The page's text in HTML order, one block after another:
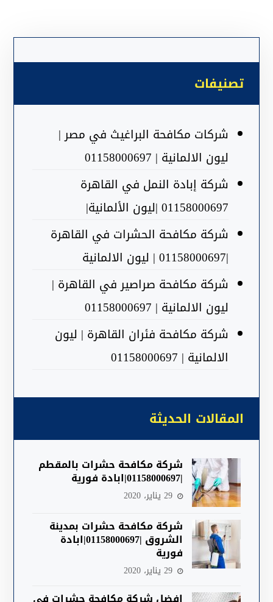
تصنيفات
شركات مكافحة البراغيث في مصر |
ليون الالمانية | 01158000697
شركة إبادة النمل في القاهرة
01158000697 |ليون الألمانية|
شركة مكافحة الحشرات في القاهرة
|01158000697 | ليون الالمانية
شركة مكافحة صراصير في القاهرة |
ليون الالمانية | 01158000697
شركة مكافحة فئران القاهرة | ليون
الالمانية | 01158000697
المقالات الحديثة
شركة مكافحة حشرات بالمقطم
|01158000697|ابادة فورية
29 يناير، 2020
شركة مكافحة حشرات بمدينة
الشروق |01158000697|ابادة
فورية
29 يناير، 2020